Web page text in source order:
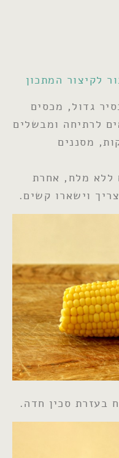
לקיצור המתכון
גדול, מכסים
מביאים לרתיחה ומבשלים
במשך 10-15 דקות, מסננים
ללא מלח, אחרת
וישארו קשים.
בעזרת סכין חדה.